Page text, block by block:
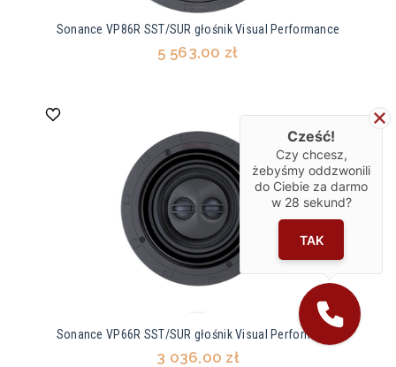
Sonance VP86R SST/SUR głośnik Visual Performance
5 563,00 zł
Sonance VP66R SST/SUR głośnik Visual Performance
3 036,00 zł
Cześć!
Czy chcesz,
żebyśmy oddzwonili
do Ciebie za darmo
w 28 sekund?
TAK